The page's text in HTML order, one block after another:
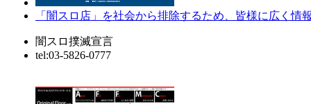
「闇スロ店」を社会から排除するため、皆様に広く
闇スロ撲滅宣言
tel:03-5826-0777